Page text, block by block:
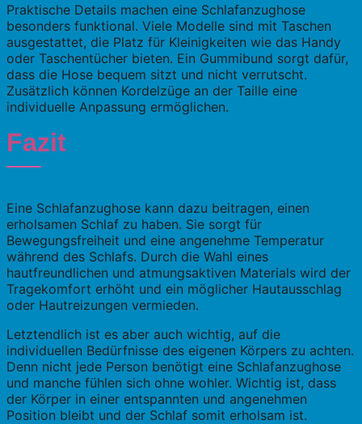
Praktische Details machen eine Schlafanzughose
besonders funktional. Viele Modelle sind mit Taschen
ausgestattet, die Platz für Kleinigkeiten wie das Handy
oder Taschentücher bieten. Ein Gummibund sorgt dafür,
dass die Hose bequem sitzt und nicht verrutscht.
Zusätzlich können Kordelzüge an der Taille eine
individuelle Anpassung ermöglichen.
Fazit
Eine Schlafanzughose kann dazu beitragen, einen
erholsamen Schlaf zu haben. Sie sorgt für
Bewegungsfreiheit und eine angenehme Temperatur
während des Schlafs. Durch die Wahl eines
hautfreundlichen und atmungsaktiven Materials wird der
Tragekomfort erhöht und ein möglicher Hautausschlag
oder Hautreizungen vermieden.
Letztendlich ist es aber auch wichtig, auf die
individuellen Bedürfnisse des eigenen Körpers zu achten.
Denn nicht jede Person benötigt eine Schlafanzughose
und manche fühlen sich ohne wohler. Wichtig ist, dass
der Körper in einer entspannten und angenehmen
Position bleibt und der Schlaf somit erholsam ist.